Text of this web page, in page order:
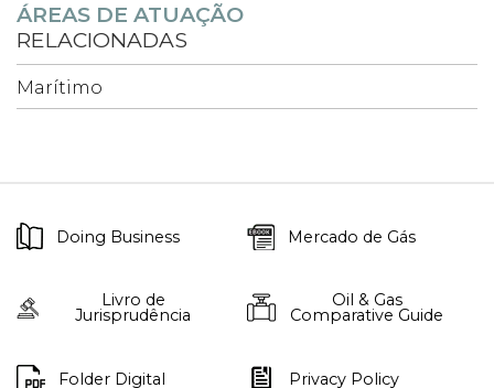
ÁREAS DE ATUAÇÃO
RELACIONADAS
Marítimo
Doing Business Mercado de Gás
Livro de
Jurisprudência
Oil & Gas
Comparative Guide
Folder Digital Privacy Policy